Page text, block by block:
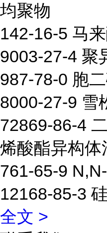
均聚物
142-16-5 马
9003-27-4 聚
987-78-0 胞
8000-27-9 雪
72869-86-4
烯酸酯异构体
761-65-9
12168-85-3
全文 >